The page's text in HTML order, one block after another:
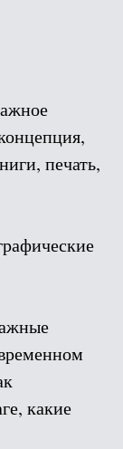
печать,
какие